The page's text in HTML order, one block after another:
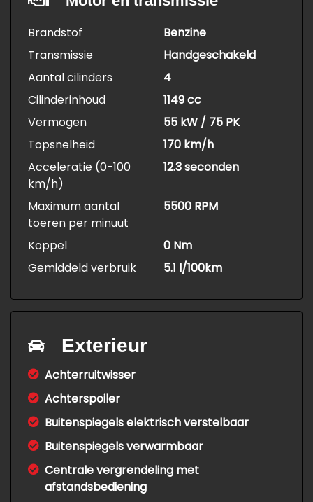
Brandstof
Benzine
Transmissie
Handgeschakeld
Aantal cilinders
4
Cilinderinhoud
1149 cc
Vermogen
55 kW / 75 PK
Topsnelheid
170 km/h
Acceleratie (0-100
km/h)
12.3 seconden
Maximum aantal
toeren per minuut
5500 RPM
Koppel
0 Nm
Gemiddeld verbruik
5.1 l/100km
Exterieur
Achterruitwisser
Achterspoiler
Buitenspiegels elektrisch verstelbaar
Buitenspiegels verwarmbaar
Centrale vergrendeling met
afstandsbediening